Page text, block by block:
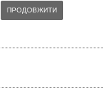
ПРОДОВЖИТИ